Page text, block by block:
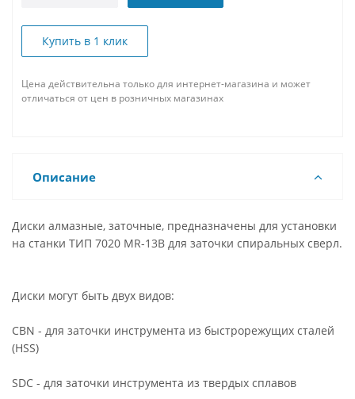
Купить в 1 клик
Цена действительна только для интернет-магазина и может
отличаться от цен в розничных магазинах
Описание
Диски алмазные, заточные, предназначены для установки
на станки ТИП 7020 MR-13B для заточки спиральных сверл.
Диски могут быть двух видов:
CBN - для заточки инструмента из быстрорежущих сталей
(HSS)
SDC - для заточки инструмента из твердых сплавов